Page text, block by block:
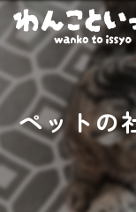
ペットの